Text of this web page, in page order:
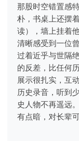
那股时空错置感
朴，书桌上还摆
读），墙上挂着
清晰感受到一位
过着近乎与世隔
的反差，比任何
展示很扎实，互
历史录音，听到
史人物不再遥远
有点暗，对长辈